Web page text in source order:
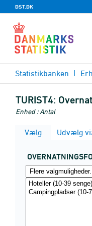
DST.DK
Statistikbanken
TURIST4:
Enhed : Antal
Vælg Udvælg